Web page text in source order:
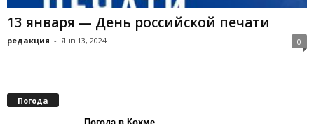
13 января — День российской печати
редакция - Янв 13, 2024 0
Погода